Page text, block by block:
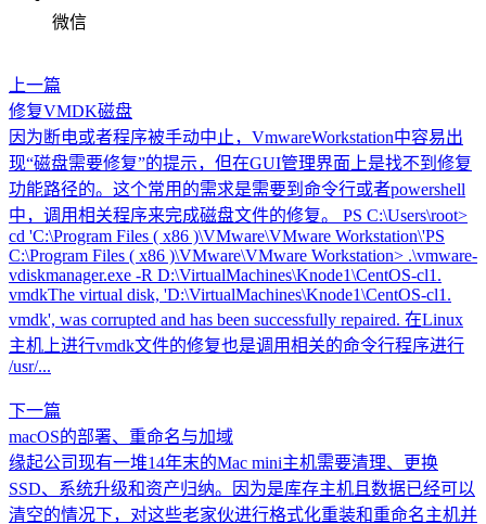
微信
上一篇
修复VMDK磁盘
因为断电或者程序被手动中止，VmwareWorkstation中容易出
现“磁盘需要修复”的提示，但在GUI管理界面上是找不到修复
功能路径的。这个常用的需求是需要到命令行或者powershell
中，调用相关程序来完成磁盘文件的修复。 PS C:\Users\root>
cd 'C:\Program Files ( x86 )\VMware\VMware Workstation\'PS
C:\Program Files ( x86 )\VMware\VMware Workstation> .\vmware-
vdiskmanager.exe -R D:\VirtualMachines\Knode1\CentOS-cl1.
vmdkThe virtual disk, 'D:\VirtualMachines\Knode1\CentOS-cl1.
vmdk', was corrupted and has been successfully repaired. 在Linux
主机上进行vmdk文件的修复也是调用相关的命令行程序进行
/usr/...
下一篇
macOS的部署、重命名与加域
缘起公司现有一堆14年末的Mac mini主机需要清理、更换
SSD、系统升级和资产归纳。因为是库存主机且数据已经可以
清空的情况下，对这些老家伙进行格式化重装和重命名主机并